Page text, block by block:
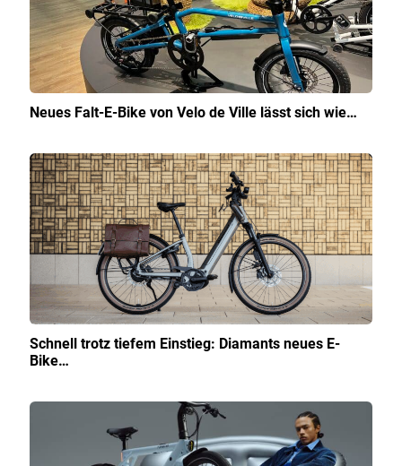
Neues Falt-E-Bike von Velo de Ville lässt sich wie…
Schnell trotz tiefem Einstieg: Diamants neues E-
Bike…